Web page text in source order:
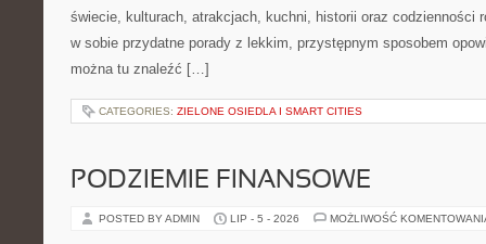
świecie, kulturach, atrakcjach, kuchni, historii oraz codzienności
w sobie przydatne porady z lekkim, przystępnym sposobem
można tu znaleźć […]
CATEGORIES: ZIELONE OSIEDLA I SMART CITIES
PODZIEMIE FINANSOWE
POSTED BY ADMIN LIP - 5 - 2026 MOŻLIWOŚĆ